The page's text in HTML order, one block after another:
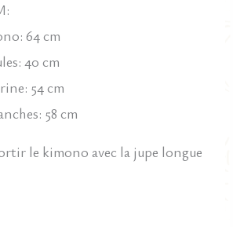
64 cm
40 cm
54 cm
58 cm
le kimono avec la jupe longue